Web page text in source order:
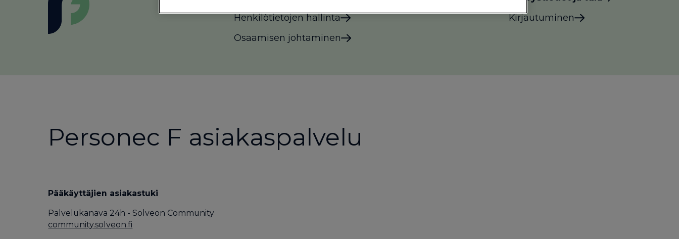
Henkilötietojen hallinta
Osaamisen johtaminen
Kirjautuminen
Personec F asiakaspalvelu
Pääkäyttäjien asiakastuki
Palvelukanava 24h - Solveon Community
community.solveon.fi